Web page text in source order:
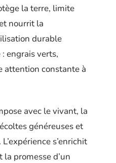
la terre, limite
nourrit la
durable
engrais verts,
attention constante à
avec le vivant, la
généreuses et
s’enrichit
la promesse d’un